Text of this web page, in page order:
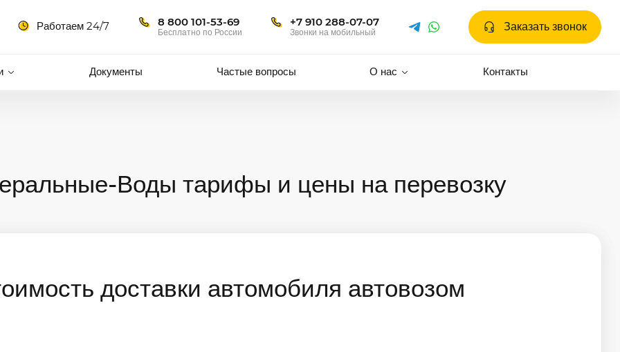
Работаем 24/7 8 800 101-53-69
Бесплатно по России
+7 910 288-07-07
Звонки на мобильный Заказать звонок
Документы Частые вопросы О нас Контакты
Воды тарифы и цены на перевозку
доставки автомобиля автовозом